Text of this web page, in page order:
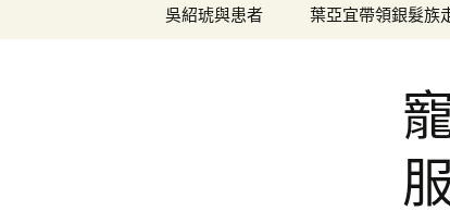
吳紹琥與患者 葉亞宜帶領銀髮族